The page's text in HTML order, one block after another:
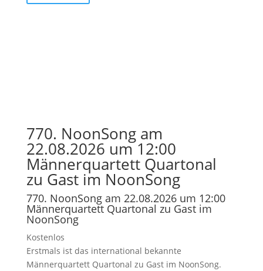
770. NoonSong am
22.08.2026 um 12:00
Männerquartett Quartonal
zu Gast im NoonSong
770. NoonSong am 22.08.2026 um 12:00
Männerquartett Quartonal zu Gast im
NoonSong
Kostenlos
Erstmals ist das international bekannte
Männerquartett Quartonal zu Gast im NoonSong.